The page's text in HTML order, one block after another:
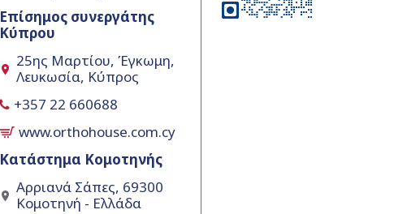
Επίσημος συνεργάτης
Κύπρου
25ης Μαρτίου, Έγκωμη,
Λευκωσία, Κύπρος
+357 22 660688
www.orthohouse.com.cy
Κατάστημα Κομοτηνής
Αρριανά Σάπες, 69300
Κομοτηνή - Ελλάδα